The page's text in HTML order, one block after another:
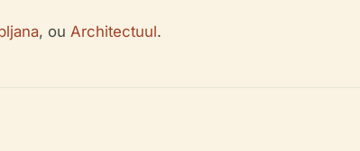
, ou Architectuul.